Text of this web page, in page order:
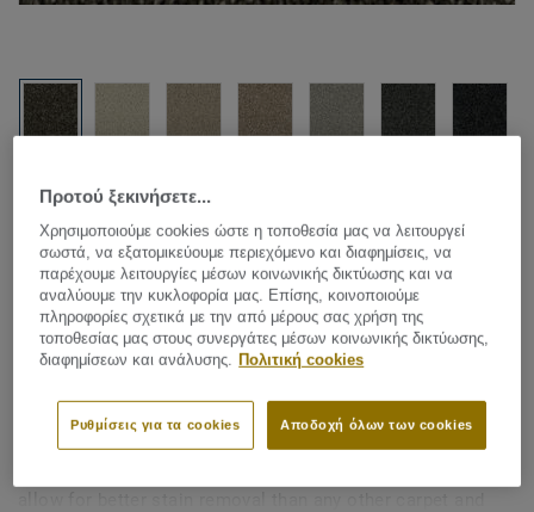
Carpet Rolls|Custom Made Rugs
Parade Soft Sensation - Soft
Sensation AA67 149
Parade Soft Sensation is a super soft carpet that brings
warmth and comfort and gives the room a sense of
allow for better stain removal than any other carpet and
Προτού ξεκινήσετε...
Χρησιμοποιούμε cookies ώστε η τοποθεσία μας να λειτουργεί
σωστά, να εξατομικεύουμε περιεχόμενο και διαφημίσεις, να
παρέχουμε λειτουργίες μέσων κοινωνικής δικτύωσης και να
αναλύουμε την κυκλοφορία μας. Επίσης, κοινοποιούμε
πληροφορίες σχετικά με την από μέρους σας χρήση της
τοποθεσίας μας στους συνεργάτες μέσων κοινωνικής δικτύωσης,
διαφημίσεων και ανάλυσης. Πολιτική cookies
Αποδοχή όλων των cookies
Ρυθμίσεις για τα cookies